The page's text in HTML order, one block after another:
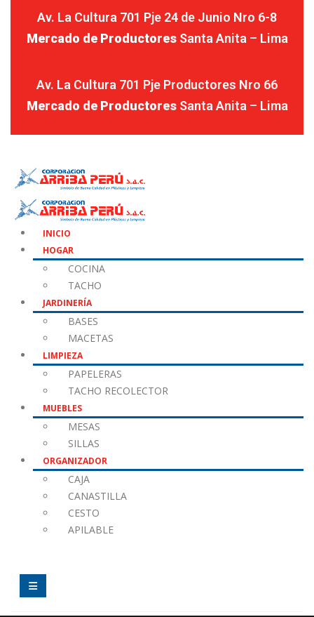
Av. La Cultura 701 Pje 24 de Junio Nro 6-8
Mercado de ProductoresSanta Anita – Lima
Av. La Cultura 701 Pje Productores Nro 66
Mercado de ProductoresSanta Anita – Lima
INICIO
HOGAR
COCINA
TACHO
JARDINERÍA
BASES
MACETAS
LIMPIEZA
PAPELERAS
TACHO RECOLECTOR
MUEBLES
MESAS
SILLAS
ORGANIZADOR
CAJA
CANASTILLA
CESTO
APILABLE